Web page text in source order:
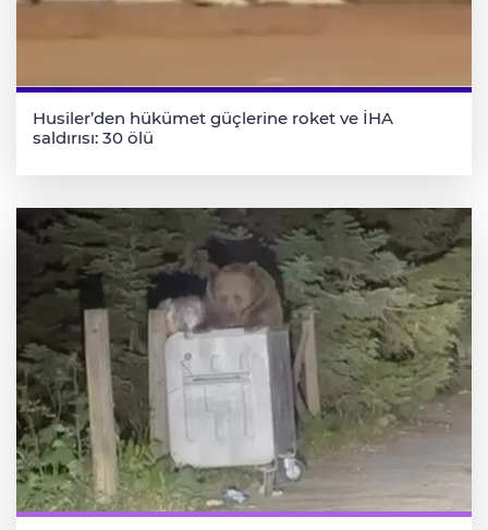
Husiler’den hükümet güçlerine roket ve İHA
saldırısı: 30 ölü